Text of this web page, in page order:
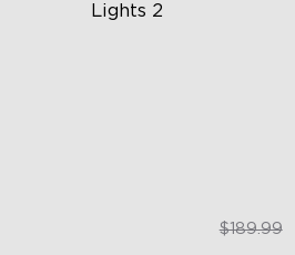
Lights 2
$129.99$189.99